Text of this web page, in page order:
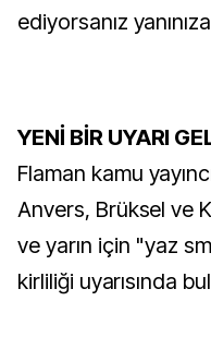
ediyorsanız
YENİ BİR UYARI
Flaman kamu
Anvers, Brüksel ve
ve yarın için "yaz
kirliliği uyarısında